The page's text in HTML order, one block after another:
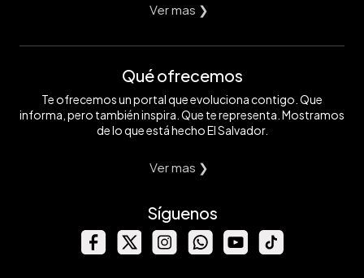
Ver mas ❯
Qué ofrecemos
Te ofrecemos un portal que evoluciona contigo. Que
informa, pero también inspira. Que te representa. Mostramos
de lo que está hecho El Salvador.
Ver mas ❯
Síguenos